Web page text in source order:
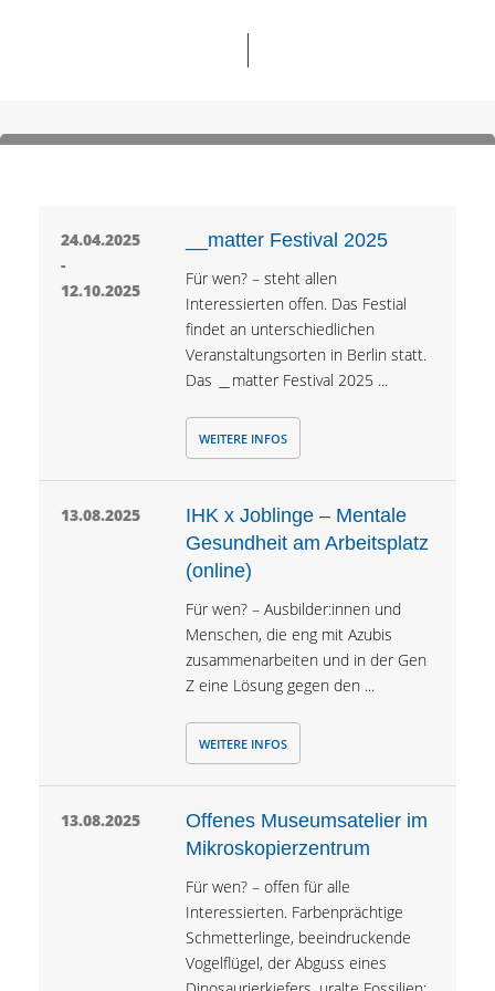
24.04.2025
-
12.10.2025
__matter Festival 2025
Für wen? – steht allen
Interessierten offen. Das Festial
findet an unterschiedlichen
Veranstaltungsorten in Berlin statt.
Das ＿matter Festival 2025 ...
WEITERE INFOS
13.08.2025
IHK x Joblinge – Mentale
Gesundheit am Arbeitsplatz
(online)
Für wen? – Ausbilder:innen und
Menschen, die eng mit Azubis
zusammenarbeiten und in der Gen
Z eine Lösung gegen den ...
WEITERE INFOS
13.08.2025
Offenes Museumsatelier im
Mikroskopierzentrum
Für wen? – offen für alle
Interessierten. Farbenprächtige
Schmetterlinge, beeindruckende
Vogelflügel, der Abguss eines